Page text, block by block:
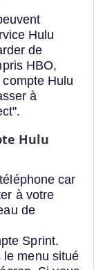
Hulu
de
HBO,
Hulu
à
Hulu
car
à votre
de
Sprint.
le menu situé